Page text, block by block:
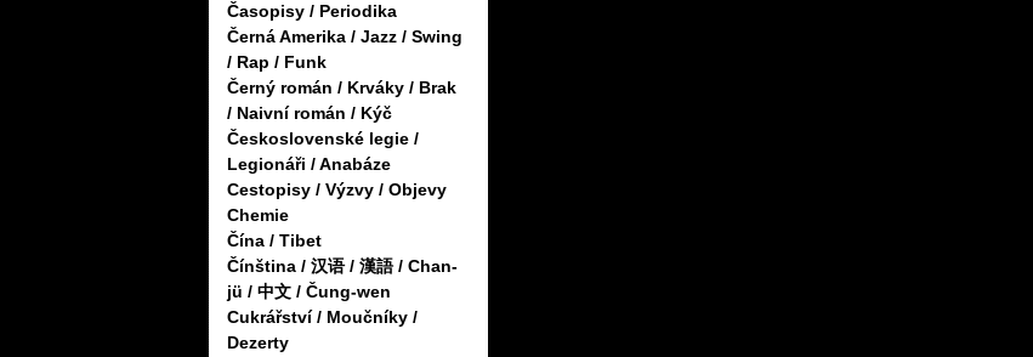
Časopisy / Periodika
Černá Amerika / Jazz / Swing
/ Rap / Funk
Černý román / Krváky / Brak
/ Naivní román / Kýč
Československé legie /
Legionáři / Anabáze
Cestopisy / Výzvy / Objevy
Chemie
Čína / Tibet
Čínština / 汉语 / 漢語 / Chan-
jü / 中文 / Čung-wen
Cukrářství / Moučníky /
Dezerty